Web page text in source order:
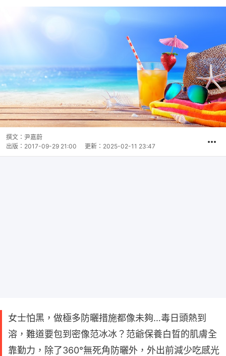
撰文： 尹嘉蔚
出版： 2017-09-29 21:00 更新： 2025-02-11 23:47
女士怕黑，做極多防曬措施都像未夠…毒日頭熱到
溶，難道要包到密像范冰冰？范爺保養白晢的肌膚全
靠勤力，除了360°無死角防曬外，外出前減少吃感光